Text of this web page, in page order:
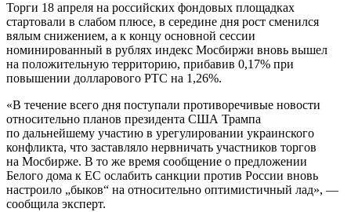
Торги 18 апреля на российских фондовых площадках
стартовали в слабом плюсе, в середине дня рост сменился
вялым снижением, а к концу основной сессии
номинированный в рублях индекс Мосбиржи вновь вышел
на положительную территорию, прибавив 0,17% при
повышении долларового РТС на 1,26%.
«В течение всего дня поступали противоречивые новости
относительно планов президента США Трампа
по дальнейшему участию в урегулировании украинского
конфликта, что заставляло нервничать участников торгов
на Мосбирже. В то же время сообщение о предложении
Белого дома к ЕС ослабить санкции против России вновь
настроило „быков“ на относительно оптимистичный лад», —
сообщила эксперт.